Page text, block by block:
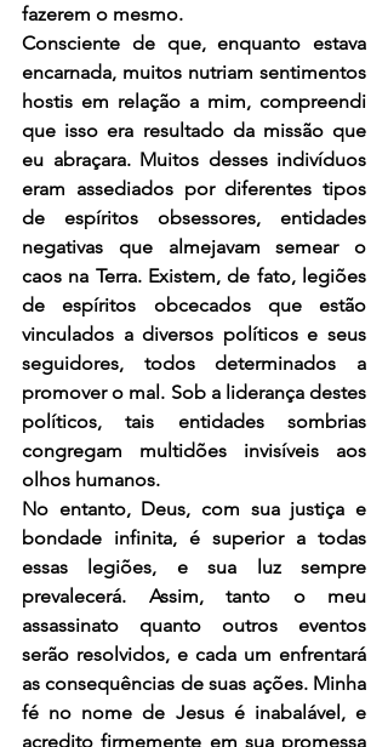
fazerem o mesmo.
Consciente de que, enquanto estava
encarnada, muitos nutriam sentimentos
hostis em relação a mim, compreendi
que isso era resultado da missão que
eu abraçara. Muitos desses indivíduos
eram assediados por diferentes tipos
de espíritos obsessores, entidades
negativas que almejavam semear o
caos na Terra. Existem, de fato, legiões
de espíritos obcecados que estão
vinculados a diversos políticos e seus
seguidores, todos determinados a
promover o mal. Sob a liderança destes
políticos, tais entidades sombrias
congregam multidões invisíveis aos
olhos humanos.
No entanto, Deus, com sua justiça e
bondade infinita, é superior a todas
essas legiões, e sua luz sempre
prevalecerá. Assim, tanto o meu
assassinato quanto outros eventos
serão resolvidos, e cada um enfrentará
as consequências de suas ações. Minha
fé no nome de Jesus é inabalável, e
acredito firmemente em sua promessa